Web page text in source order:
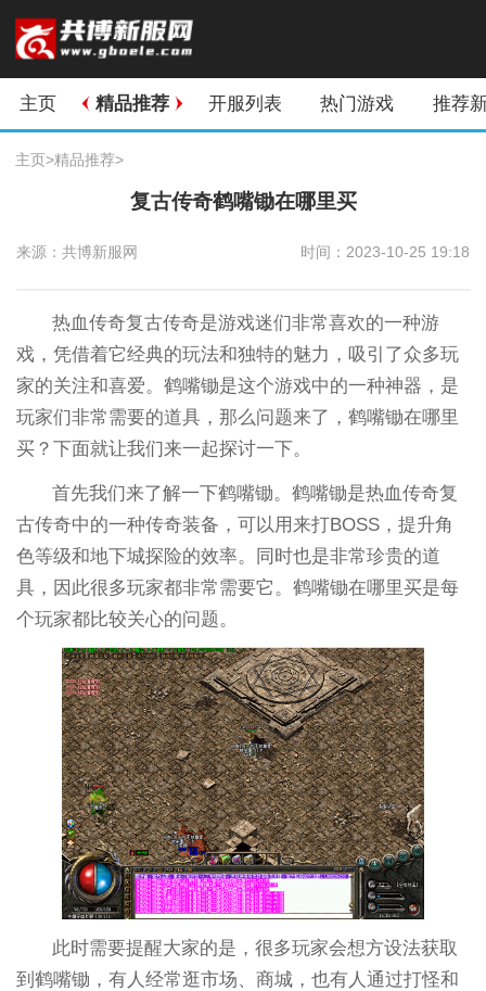
主页 精品推荐 开服列表 热门游戏 推荐
主页>精品推荐>
复古传奇鹤嘴锄在哪里买
来源：共博新服网 时间：2023-10-25 19:18
热血传奇复古传奇是游戏迷们非常喜欢的一种游
戏，凭借着它经典的玩法和独特的魅力，吸引了众多玩
家的关注和喜爱。鹤嘴锄是这个游戏中的一种神器，是
玩家们非常需要的道具，那么问题来了，鹤嘴锄在哪里
买？下面就让我们来一起探讨一下。
首先我们来了解一下鹤嘴锄。鹤嘴锄是热血传奇复
古传奇中的一种传奇装备，可以用来打BOSS，提升角
色等级和地下城探险的效率。同时也是非常珍贵的道
具，因此很多玩家都非常需要它。鹤嘴锄在哪里买是每
个玩家都比较关心的问题。
此时需要提醒大家的是，很多玩家会想方设法获取
到鹤嘴锄，有人经常逛市场、商城，也有人通过打怪和